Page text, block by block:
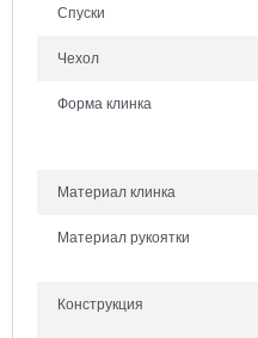
Спуски
Чехол
Форма клинка
Материал клинка
Материал рукоятки
Конструкция